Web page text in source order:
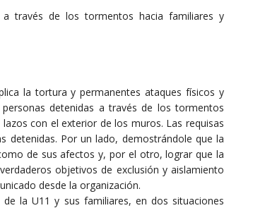
través de los tormentos hacia familiares y
la tortura y permanentes ataques físicos y
detenidas a través de los tormentos
con el exterior de los muros. Las requisas
detenidas. Por un lado, demostrándole que la
de sus afectos y, por el otro, lograr que la
objetivos de exclusión y aislamiento
desde la organización.
la U11 y sus familiares, en dos situaciones